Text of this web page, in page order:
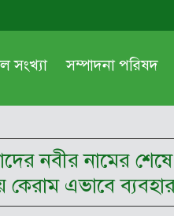
সংখ্যা সম্পাদনা পরিষদ
নবীর নামের শেষে
কেরাম এভাবে